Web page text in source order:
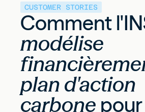
CUSTOMER STORIES
Comment
modélise
plan d'action
carbone pour